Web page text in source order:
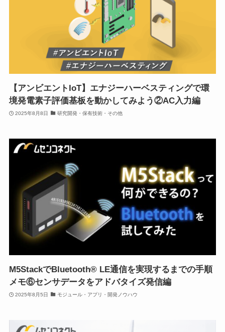
【アンビエントIoT】エナジーハーベスティングで環
境発電素子評価基板を動かしてみよう②AC入力編
2025年8月8日 研究開発・保有技術・その他
M5StackでBluetooth® LE通信を実現するまでの手順
メモ⑥センサデータをアドバタイズ発信編
2025年8月5日 モジュール・アプリ・開発ノウハウ